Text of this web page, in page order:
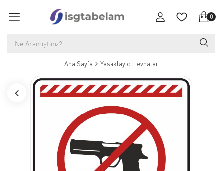
0
Ana Sayfa Yasaklayıcı Levhalar